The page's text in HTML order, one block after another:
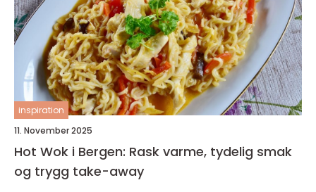
inspiration
11. November 2025
Hot Wok i Bergen: Rask varme, tydelig smak
og trygg take-away